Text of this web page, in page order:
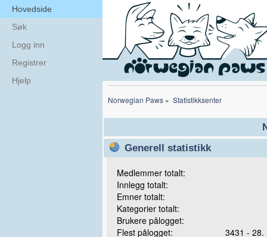
Hovedside
Søk
Logg inn
Registrer
Hjelp
Norwegian Paws » Statistikksenter
Generell statistikk
Medlemmer totalt:
Innlegg totalt:
Emner totalt:
Kategorier totalt:
Brukere pålogget:
Flest pålogget:
3431 - 28.